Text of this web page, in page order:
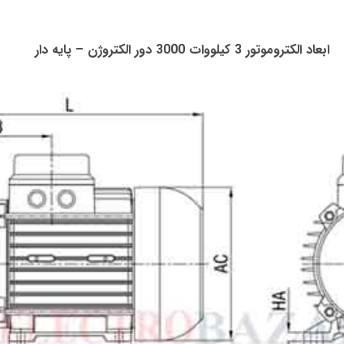
ابعاد الکتروموتور 3 کیلووات 3000 دور الکتروژن – پایه دار